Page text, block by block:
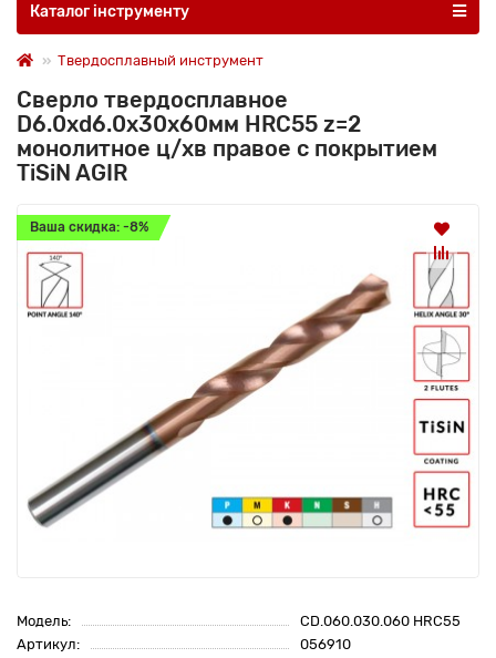
Каталог інструменту
Твердосплавный инструмент
Сверло твердосплавное
D6.0xd6.0х30х60мм HRC55 z=2
монолитное ц/хв правое с покрытием
TiSiN AGIR
Ваша скидка: -8%
Модель:
CD.060.030.060 HRC55
Артикул:
056910